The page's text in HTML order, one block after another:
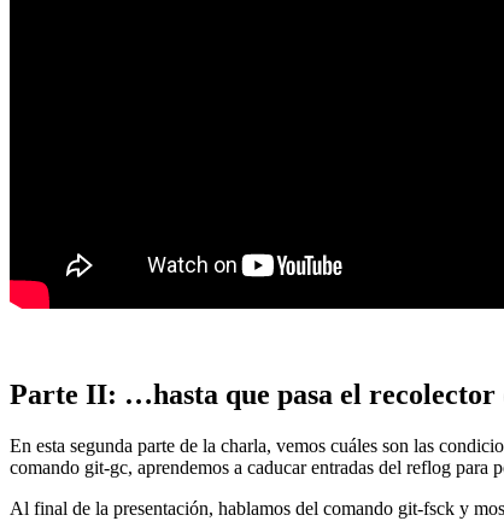
Parte II: …hasta que pasa el recolector
En esta segunda parte de la charla, vemos cuáles son las
comando git-gc, aprendemos a caducar entradas del reflog
Al final de la presentación, hablamos del comando git-fsck y